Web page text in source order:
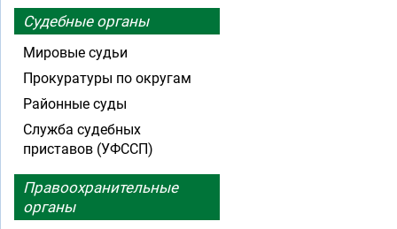
Судебные органы
Мировые судьи
Прокуратуры по округам
Районные суды
Служба судебных
приставов (УФССП)
Правоохранительные
органы